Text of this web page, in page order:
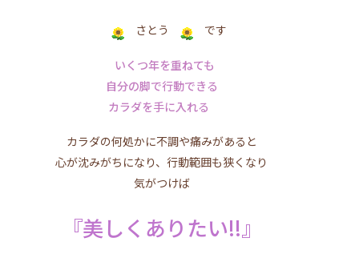
さとう です
いくつ年を重ねても
自分の脚で行動できる
カラダを手に入れる
カラダの何処かに不調や痛みがあると
心が沈みがちになり、行動範囲も狭くなり
気がつけば
『美しくありたい!!』